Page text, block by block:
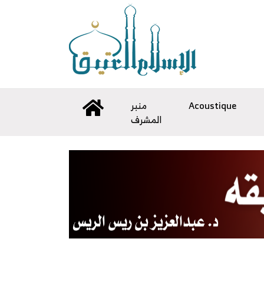
منبر
المشرف
Acoustique